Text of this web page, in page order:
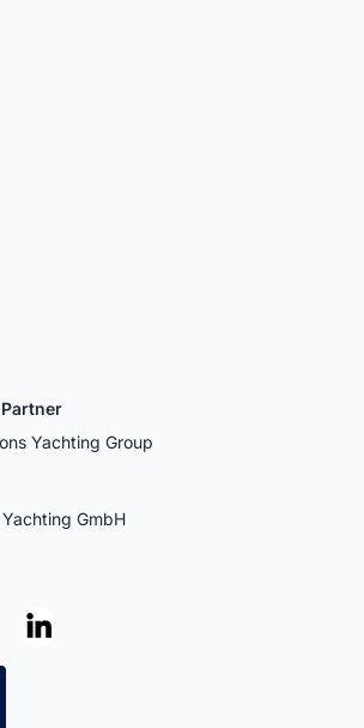
Yachting Group
GmbH